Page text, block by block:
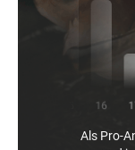
Als Pro-